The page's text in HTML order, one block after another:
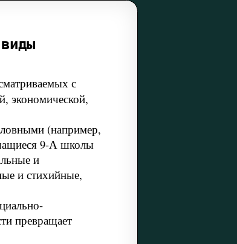
с
экономической,
(например,
9-А школы
и
и стихийные,
превращает